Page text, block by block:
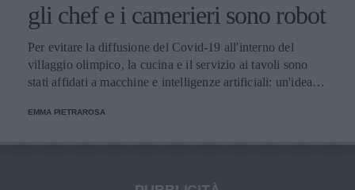
gli chef e i camerieri sono robot
Per evitare la diffusione del Covid-19 all'interno del
villaggio olimpico, la cucina e il servizio ai tavoli sono
stati affidati a macchine e intelligenze artificiali: un'idea
EMMA PIETRAROSA